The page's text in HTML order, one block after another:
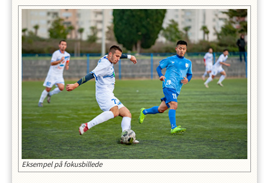
Eksempel på fokusbillede